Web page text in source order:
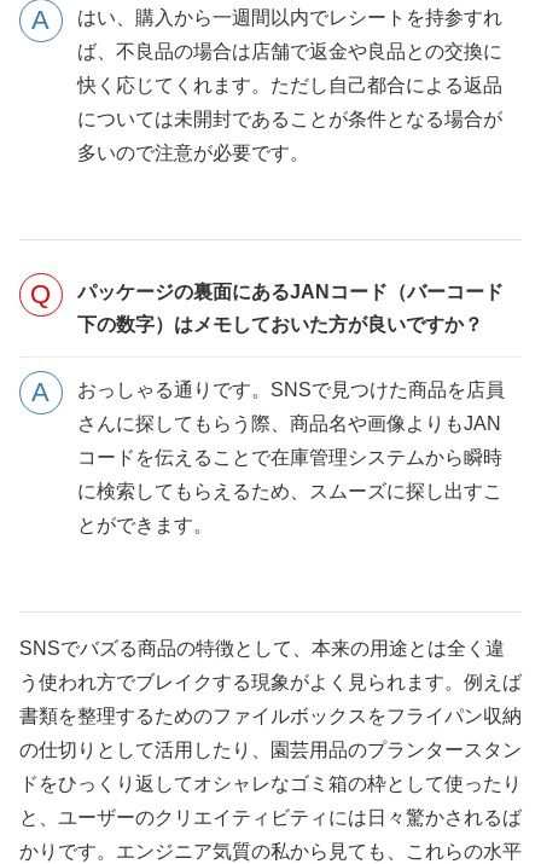
はい、購入から一週間以内でレシートを持参すれ
ば、不良品の場合は店舗で返金や良品との交換に
快く応じてくれます。ただし自己都合による返品
については未開封であることが条件となる場合が
多いので注意が必要です。
パッケージの裏面にあるJANコード（バーコード
下の数字）はメモしておいた方が良いですか？
おっしゃる通りです。SNSで見つけた商品を店員
さんに探してもらう際、商品名や画像よりもJAN
コードを伝えることで在庫管理システムから瞬時
に検索してもらえるため、スムーズに探し出すこ
とができます。
SNSでバズる商品の特徴として、本来の用途とは全く違
う使われ方でブレイクする現象がよく見られます。例えば
書類を整理するためのファイルボックスをフライパン収納
の仕切りとして活用したり、園芸用品のプランタースタン
ドをひっくり返してオシャレなゴミ箱の枠として使ったり
と、ユーザーのクリエイティビティには日々驚かされるば
かりです。エンジニア気質の私から見ても、これらの水平